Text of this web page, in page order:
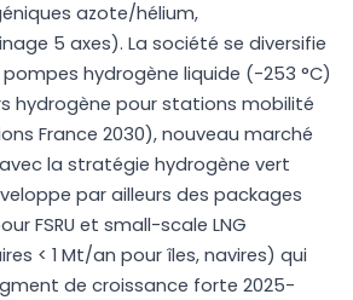
azote/hélium,
5 axes). La société se diversifie
hydrogène liquide (-253 °C)
hydrogène pour stations mobilité
France 2030), nouveau marché
la stratégie hydrogène vert
par ailleurs des packages
FSRU et small-scale LNG
< 1 Mt/an pour îles, navires) qui
de croissance forte 2025-